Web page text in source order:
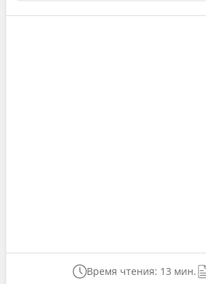
Время чтения: 13 мин.